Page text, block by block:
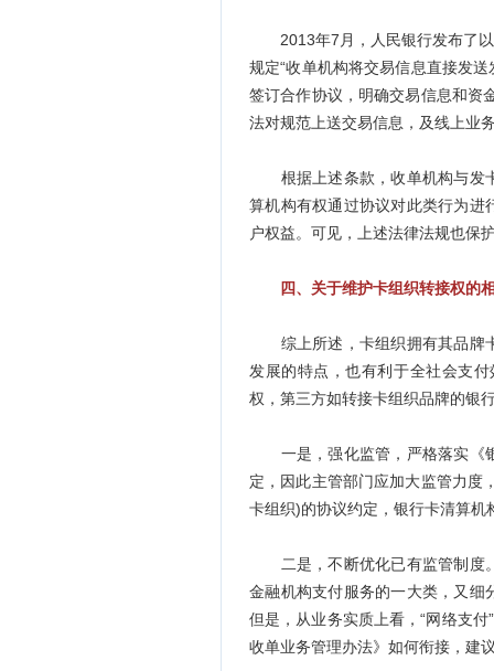
2013年7月，人民银行发布了以
规定“收单机构将交易信息直接发
签订合作协议，明确交易信息和资
法对规范上送交易信息，及线上业
根据上述条款，收单机构与发卡
算机构有权通过协议对此类行为进
户权益。可见，上述法律法规也保
四、关于维护卡组织转接权的
综上所述，卡组织拥有其品牌卡
发展的特点，也有利于全社会支
权，第三方如转接卡组织品牌的银
一是，强化监管，严格落实《银
定，因此主管部门应加大监管力度
卡组织)的协议约定，银行卡清算
二是，不断优化已有监管制度。
金融机构支付服务的一大类，又细
但是，从业务实质上看，“网络支
收单业务管理办法》如何衔接，建